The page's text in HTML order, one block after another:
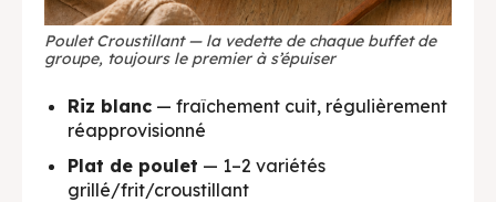
Poulet Croustillant — la vedette de chaque buffet de
groupe, toujours le premier à s’épuiser
Riz blanc — fraîchement cuit, régulièrement
réapprovisionné
Plat de poulet — 1–2 variétés
grillé/frit/croustillant